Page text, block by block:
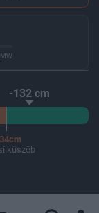
-132 cm
küszöb